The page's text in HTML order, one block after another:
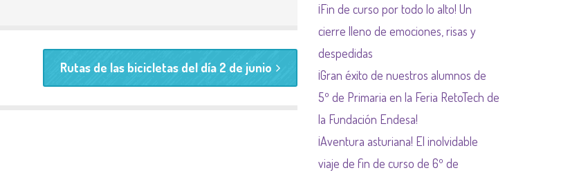
externas
Plan Regional contra las
drogas de la
Comunidad de Madrid
Rutas de las bicicletas del día 2 de junio
¡Fin de curso por todo lo alto! Un
cierre lleno de emociones, risas y
despedidas
¡Gran éxito de nuestros alumnos de
5º de Primaria en la Feria RetoTech de
la Fundación Endesa!
¡Aventura asturiana! El inolvidable
viaje de fin de curso de 6º de